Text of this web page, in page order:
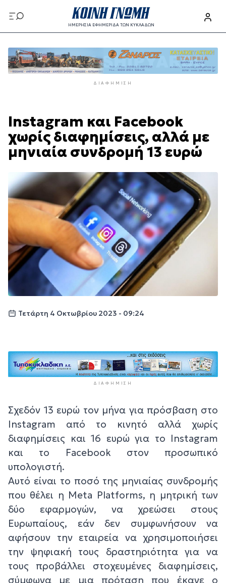
προς
το
περιεχόμενο
ΗΜΕΡΗΣΙΑ ΕΦΗΜΕΡΙΔΑ ΤΩΝ ΚΥΚΛΑΔΩΝ
προς
το
κυρίως
ΔΙΑΦΉΜΙΣΗ
Instagram και Facebook
χωρίς διαφημίσεις, αλλά με
μηνιαία συνδρομή 13 ευρώ
Τετάρτη 4 Οκτωβρίου 2023 - 09:24
ΔΙΑΦΉΜΙΣΗ
Σχεδόν 13 ευρώ τον μήνα για πρόσβαση στο
Instagram από το κινητό αλλά χωρίς
διαφημίσεις και 16 ευρώ για το Instagram
και το Facebook στον προσωπικό
υπολογιστή.
Αυτό είναι το ποσό της μηνιαίας συνδρομής
που θέλει η Meta Platforms, η μητρική των
δύο εφαρμογών, να χρεώσει στους
Ευρωπαίους, εάν δεν συμφωνήσουν να
αφήσουν την εταιρεία να χρησιμοποιήσει
την ψηφιακή τους δραστηριότητα για να
τους προβάλλει στοχευμένες διαφημίσεις,
σύμφωνα με μια πρόταση που έκανε ο